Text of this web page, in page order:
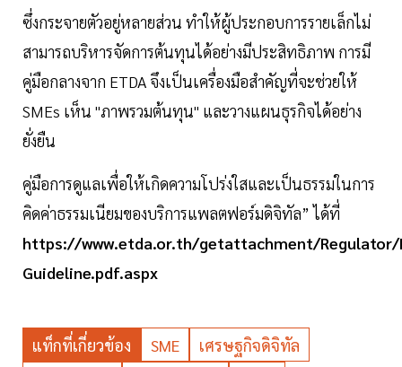
ซึ่งกระจายตัวอยู่หลายส่วน ทำให้ผู้ประกอบการรายเล็กไม่
สามารถบริหารจัดการต้นทุนได้อย่างมีประสิทธิภาพ การมี
คู่มือกลางจาก ETDA จึงเป็นเครื่องมือสำคัญที่จะช่วยให้
SMEs เห็น "ภาพรวมต้นทุน" และวางแผนธุรกิจได้อย่าง
ยั่งยืน
คู่มือการดูแลเพื่อให้เกิดความโปร่งใสและเป็นธรรมในการ
คิดค่าธรรมเนียมของบริการแพลตฟอร์มดิจิทัล” ได้ที่
https://www.etda.or.th/getattachment/Regulator/
Guideline.pdf.aspx
แท็กที่เกี่ยวข้อง SME
เศรษฐกิจดิจิทัล